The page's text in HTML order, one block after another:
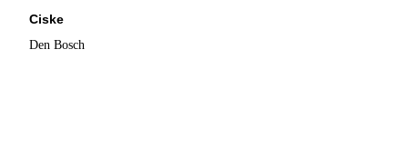
Ciske
Den Bosch